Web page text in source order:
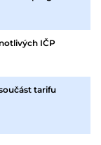
IČP
tarifu